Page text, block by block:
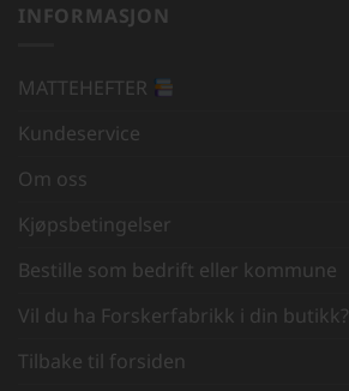
INFORMASJON
MATTEHEFTER
Kundeservice
Om oss
Kjøpsbetingelser
Bestille som bedrift eller kommune
Vil du ha Forskerfabrikk i din butikk?
Tilbake til forsiden